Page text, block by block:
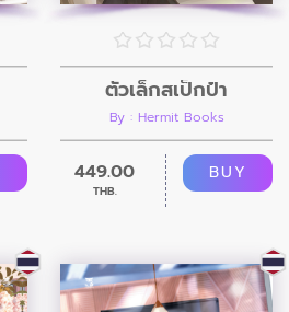
ตัวเล็กสเป็กป๋า
By : Hermit Books
449.00
THB.
BUY